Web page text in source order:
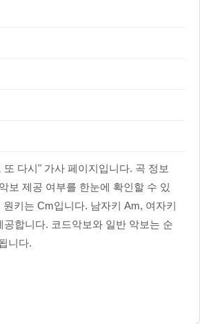
또 다시" 가사 페이지입니다. 곡 정보
보 제공 여부를 한눈에 확인할 수 있
원키는 Cm입니다. 남자키 Am, 여자키
공합니다. 코드악보와 일반 악보는 순
니다.